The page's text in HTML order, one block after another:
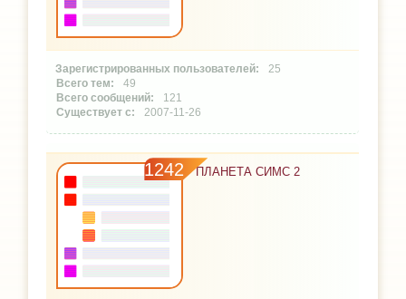
25
49
121
2007-11-26
1242 ПЛАНЕТА СИМС 2